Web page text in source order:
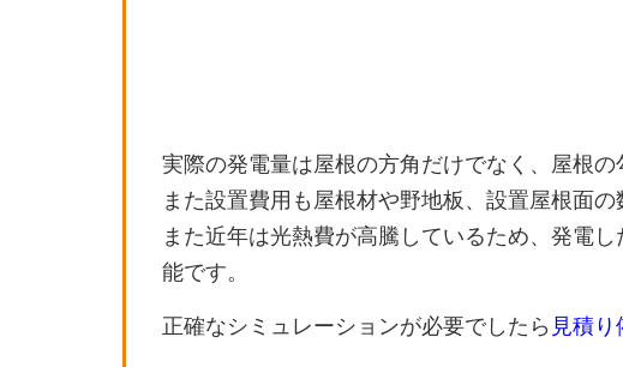
実際の発電量は屋根の方角だけでなく、屋根
また設置費用も屋根材や野地板、設置屋根面
また近年は光熱費が高騰しているため、発電
能です。
正確なシミュレーションが必要でしたら 見積り